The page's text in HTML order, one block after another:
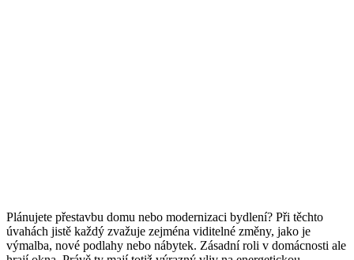
Plánujete přestavbu domu nebo modernizaci bydlení? Při těchto
úvahách jistě každý zvažuje zejména viditelné změny, jako je
výmalba, nové podlahy nebo nábytek. Zásadní roli v domácnosti ale